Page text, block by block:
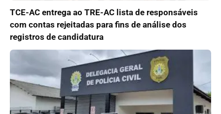
TCE-AC entrega ao TRE-AC lista de responsáveis
com contas rejeitadas para fins de análise dos
registros de candidatura